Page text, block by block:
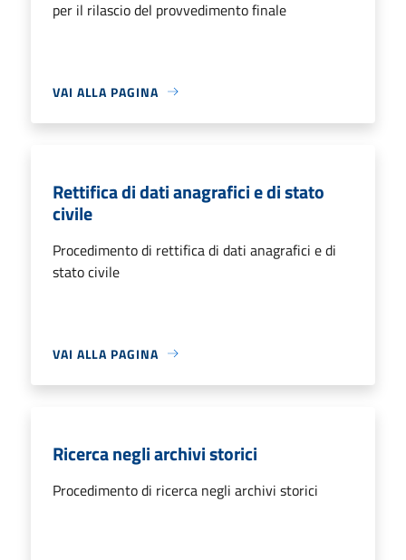
per il rilascio del provvedimento finale
VAI ALLA PAGINA
Rettifica di dati anagrafici e di stato
civile
Procedimento di rettifica di dati anagrafici e di
stato civile
VAI ALLA PAGINA
Ricerca negli archivi storici
Procedimento di ricerca negli archivi storici